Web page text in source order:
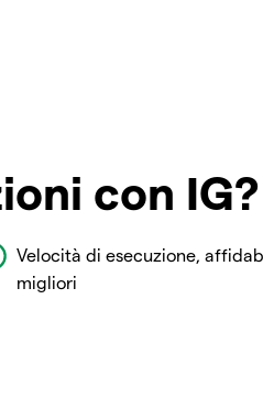
con IG?
Velocità di esecuzione,
migliori